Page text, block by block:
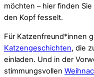
möchten – hier finden
den Kopf fesselt.
Für Katzenfreund*innen
Katzengeschichten, die
einladen. Und in der
stimmungsvollen